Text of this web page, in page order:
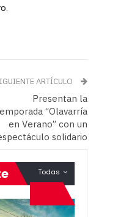
ARTÍCULO
Presentan la
“Olavarría
en Verano” con un
solidario
Todas